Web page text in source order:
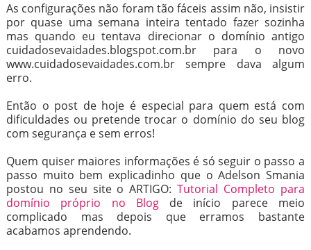
As configurações não foram tão fáceis assim não, insistir
por quase uma semana inteira tentado fazer sozinha
mas quando eu tentava direcionar o domínio antigo
cuidadosevaidades.blogspot.com.br para o novo
www.cuidadosevaidades.com.br sempre dava algum
erro.
Então o post de hoje é especial para quem está com
dificuldades ou pretende trocar o domínio do seu blog
com segurança e sem erros!
Quem quiser maiores informações é só seguir o passo a
passo muito bem explicadinho que o Adelson Smania
postou no seu site o ARTIGO:Tutorial Completo para
domínio próprio no Blogde início parece meio
complicado mas depois que erramos bastante
acabamos aprendendo.